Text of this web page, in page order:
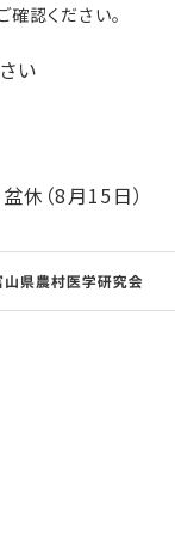
確認ください。
い
休（8月15日）